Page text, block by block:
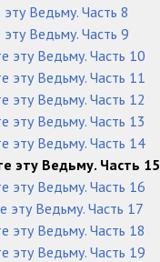
Ведьму. Часть 8
Ведьму. Часть 9
эту Ведьму. Часть 10
эту Ведьму. Часть 11
эту Ведьму. Часть 12
эту Ведьму. Часть 13
эту Ведьму. Часть 14
эту Ведьму. Часть 15
эту Ведьму. Часть 16
эту Ведьму. Часть 17
эту Ведьму. Часть 18
эту Ведьму. Часть 19